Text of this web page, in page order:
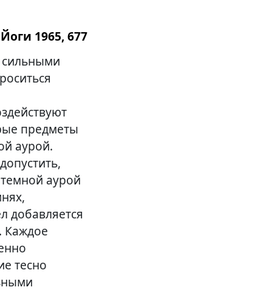
1965, 677
сильными
предметы
аурой.
аурой
добавляется
Каждое
тесно